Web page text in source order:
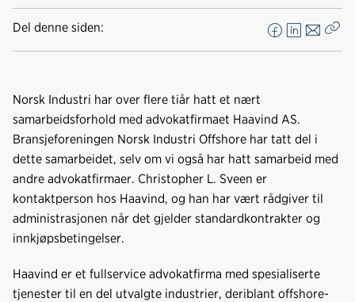
Del denne siden:
F
a
b
o
L
i
e
d
E
-
t
Norsk Industri har over flere tiår hatt et nært
samarbeidsforhold med advokatfirmaet Haavind AS.
Bransjeforeningen Norsk Industri Offshore har tatt del i
dette samarbeidet, selv om vi også har hatt samarbeid med
andre advokatfirmaer. Christopher L. Sveen er
kontaktperson hos Haavind, og han har vært rådgiver til
administrasjonen når det gjelder standardkontrakter og
innkjøpsbetingelser.
Haavind er et fullservice advokatfirma med spesialiserte
tjenester til en del utvalgte industrier, deriblant offshore-